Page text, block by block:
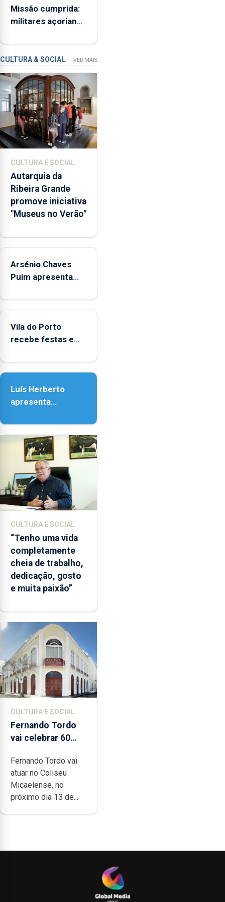
iniciativa
“Museus
Verão”,
que
garante
a
abertura
dos
museus
e
núcleos
integrados
na
Rede
Municipal
de
aos
durante
o
de
entre
as
e
as
18h00.
ME
Missão cumprida:
militares açorianos
missão na Roménia
CULTURA & SOCIAL VER MAIS
CULTURA E SOCIAL
Autarquia da
Ribeira Grande
promove iniciativa
"Museus no Verão"
Arsénio Chaves
Puim apresenta
de Vila do Porto
Vila do Porto
recebe festas em
Senhora da
Luís Herberto
apresenta
Paisagem’
CULTURA E SOCIAL
“Tenho uma vida
completamente
cheia de trabalho,
dedicação, gosto
e muita paixão”
CULTURA E SOCIAL
Fernando Tordo
vai celebrar 60
no Coliseu
Micaelense
Fernando Tordo vai
atuar no Coliseu
Micaelense, no
próximo dia 13 de...